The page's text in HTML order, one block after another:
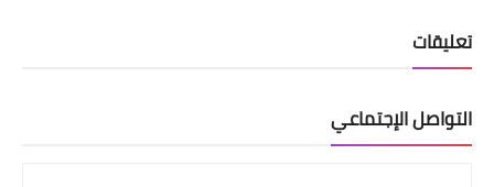
تعليقات
التواصل الإجتماعي